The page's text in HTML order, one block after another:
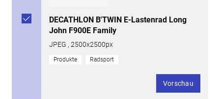
DECATHLON B'TWIN E-Lastenrad Long
John F900E Family
JPEG , 2500x2500px
Produkte Radsport
Vorschau